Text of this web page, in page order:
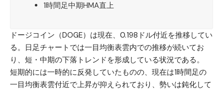
1時間足中期HMA直上
ドージコイン（DOGE） は現在、0.198ドル付近を推移してい
る。日足チャートでは一目均衡表雲内での推移が続いてお
り、短・中期の下落トレンドを形成している状況である。
短期的には一時的に反発していたものの、現在は1時間足の
一目均衡表雲付近で上昇が抑えられており、勢いは鈍化して